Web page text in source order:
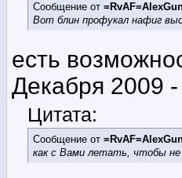
Сообщение от
Вот блин профукал нафиг
есть
Декабря 2009
Цитата:
Сообщение от
как с Вами летать, чтобы